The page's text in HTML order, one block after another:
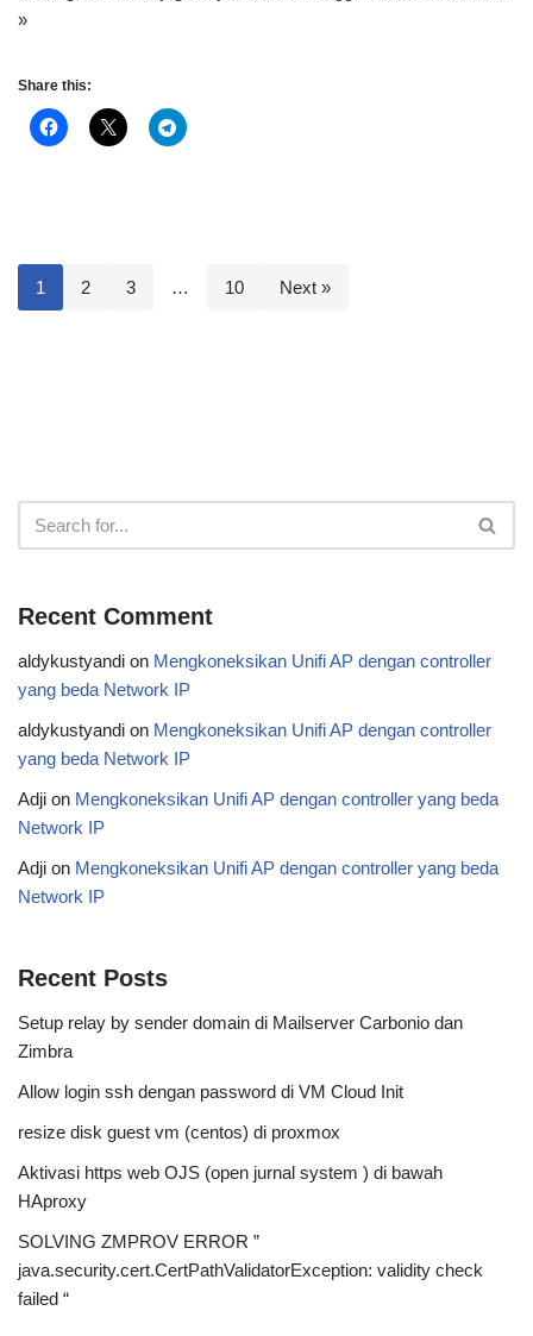
»
Share this:
1 2 3 … 10 Next »
Recent Comment
aldykustyandi on Mengkoneksikan Unifi AP dengan controller
yang beda Network IP
aldykustyandi on Mengkoneksikan Unifi AP dengan controller
yang beda Network IP
Adji on Mengkoneksikan Unifi AP dengan controller yang beda
Network IP
Adji on Mengkoneksikan Unifi AP dengan controller yang beda
Network IP
Recent Posts
Setup relay by sender domain di Mailserver Carbonio dan
Zimbra
Allow login ssh dengan password di VM Cloud Init
resize disk guest vm (centos) di proxmox
Aktivasi https web OJS (open jurnal system ) di bawah
HAproxy
SOLVING ZMPROV ERROR ”
java.security.cert.CertPathValidatorException: validity check
failed “